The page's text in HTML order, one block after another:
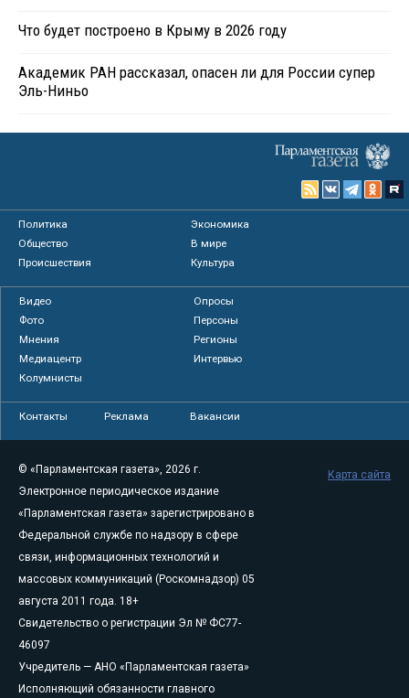
Что будет построено в Крыму в 2026 году
Академик РАН рассказал, опасен ли для России супер
Эль-Ниньо
Политика
Экономика
Общество
В мире
Происшествия
Культура
Видео
Опросы
Фото
Персоны
Мнения
Регионы
Медиацентр
Интервью
Колумнисты
Контакты Реклама Вакансии
© «Парламентская газета», 2026 г.
Электронное периодическое издание
«Парламентская газета» зарегистрировано в
Федеральной службе по надзору в сфере
связи, информационных технологий и
массовых коммуникаций (Роскомнадзор) 05
августа 2011 года. 18+
Свидетельство о регистрации Эл № ФС77-
46097
Учредитель — АНО «Парламентская газета»
Исполняющий обязанности главного
Карта сайта